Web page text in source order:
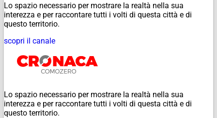
Lo spazio necessario per mostrare la realtà nella sua
interezza e per raccontare tutti i volti di questa città e di
questo territorio.
scopri il canale
Lo spazio necessario per mostrare la realtà nella sua
interezza e per raccontare tutti i volti di questa città e di
questo territorio.